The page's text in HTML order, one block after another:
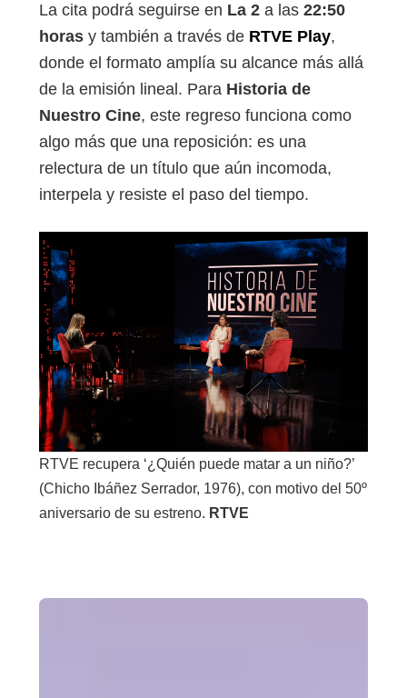
La cita podrá seguirse en La 2 a las 22:50
horas y también a través de RTVE Play,
donde el formato amplía su alcance más allá
de la emisión lineal. Para Historia de
Nuestro Cine, este regreso funciona como
algo más que una reposición: es una
relectura de un título que aún incomoda,
interpela y resiste el paso del tiempo.
RTVE recupera ‘¿Quién puede matar a un niño?’
(Chicho Ibáñez Serrador, 1976), con motivo del 50º
aniversario de su estreno. RTVE